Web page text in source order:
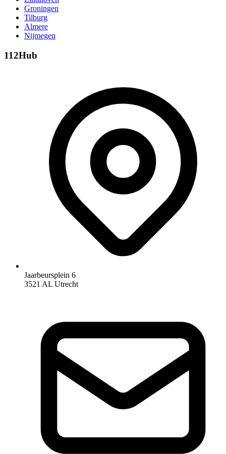
Groningen
Tilburg
Almere
Nijmegen
112Hub
Jaarbeursplein 6
3521 AL Utrecht